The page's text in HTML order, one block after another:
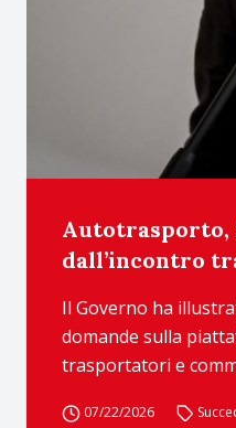
Autotrasporto,
dall’incontro
Il Governo ha
domande sulla
trasportatori e
07/22/2026